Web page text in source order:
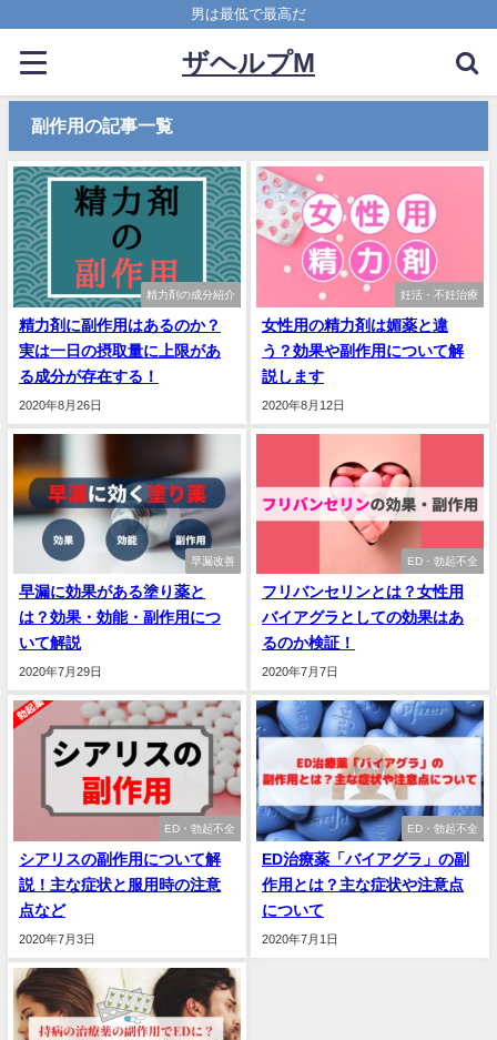
男は最低で最高だ
ザヘルプM
副作用の記事一覧
精力剤の成分紹介
精力剤に副作用はあるのか？
実は一日の摂取量に上限があ
る成分が存在する！
2020年8月26日
妊活・不妊治療
女性用の精力剤は媚薬と違
う？効果や副作用について解
説します
2020年8月12日
早漏改善
早漏に効果がある塗り薬と
は？効果・効能・副作用につ
いて解説
2020年7月29日
ED・勃起不全
フリバンセリンとは？女性用
バイアグラとしての効果はあ
るのか検証！
2020年7月7日
ED・勃起不全
シアリスの副作用について解
説！主な症状と服用時の注意
点など
2020年7月3日
ED・勃起不全
ED治療薬「バイアグラ」の副
作用とは？主な症状や注意点
について
2020年7月1日